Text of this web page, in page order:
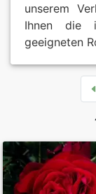
unserem
Ihnen die
geeigneten